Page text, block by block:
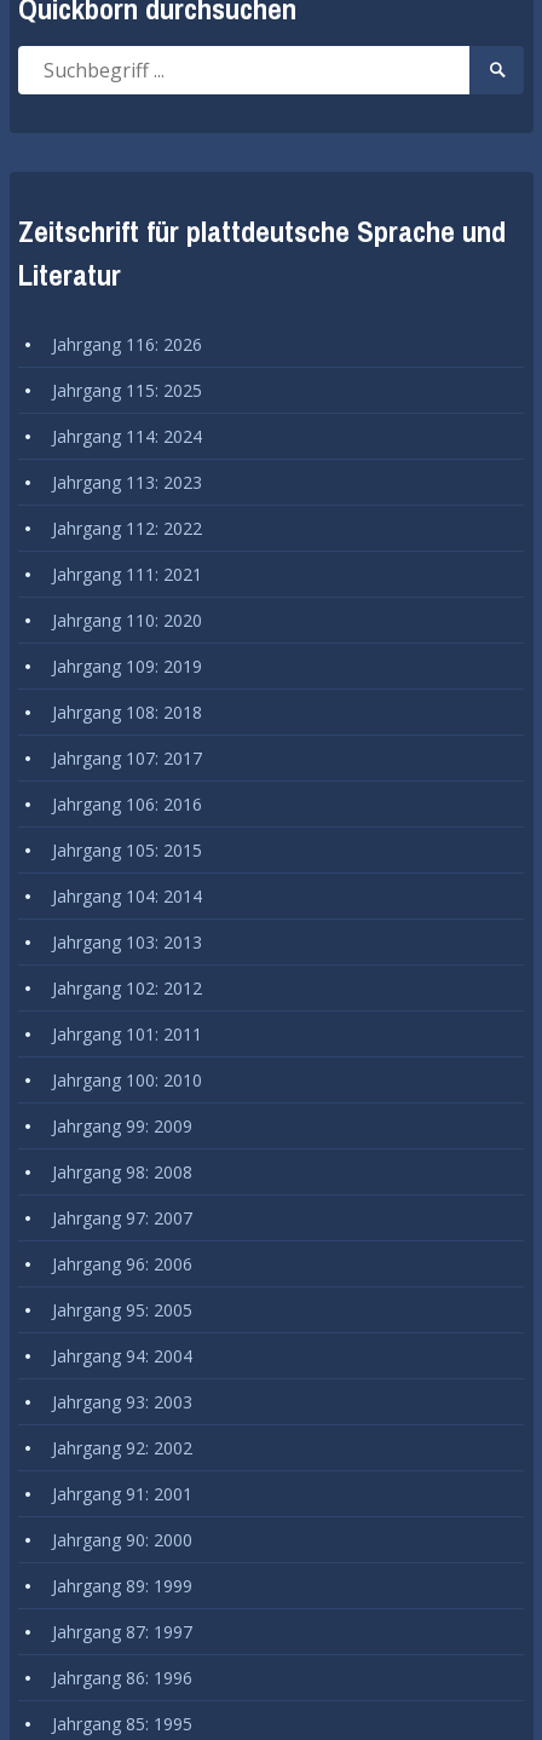
Quickborn durchsuchen
Suche
nach:
Suche
Zeitschrift für plattdeutsche Sprache und
Literatur
Jahrgang 116: 2026
Jahrgang 115: 2025
Jahrgang 114: 2024
Jahrgang 113: 2023
Jahrgang 112: 2022
Jahrgang 111: 2021
Jahrgang 110: 2020
Jahrgang 109: 2019
Jahrgang 108: 2018
Jahrgang 107: 2017
Jahrgang 106: 2016
Jahrgang 105: 2015
Jahrgang 104: 2014
Jahrgang 103: 2013
Jahrgang 102: 2012
Jahrgang 101: 2011
Jahrgang 100: 2010
Jahrgang 99: 2009
Jahrgang 98: 2008
Jahrgang 97: 2007
Jahrgang 96: 2006
Jahrgang 95: 2005
Jahrgang 94: 2004
Jahrgang 93: 2003
Jahrgang 92: 2002
Jahrgang 91: 2001
Jahrgang 90: 2000
Jahrgang 89: 1999
Jahrgang 87: 1997
Jahrgang 86: 1996
Jahrgang 85: 1995